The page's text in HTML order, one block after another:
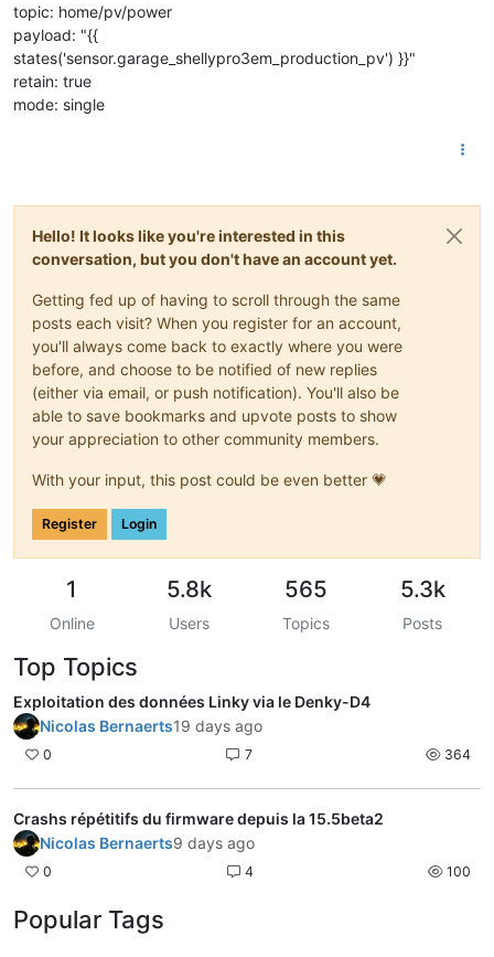
topic: home/pv/power
payload: "{{
states('sensor.garage_shellypro3em_production_pv') }}"
retain: true
mode: single
Hello! It looks like you're interested in this
conversation, but you don't have an account yet.
Getting fed up of having to scroll through the same
posts each visit? When you register for an account,
you'll always come back to exactly where you were
before, and choose to be notified of new replies
(either via email, or push notification). You'll also be
able to save bookmarks and upvote posts to show
your appreciation to other community members.
With your input, this post could be even better 💗
Register Login
1
Online
5.8k
Users
565
Topics
5.3k
Posts
Top Topics
Exploitation des données Linky via le Denky-D4
Nicolas Bernaerts19 days ago
0 7 364
Crashs répétitifs du firmware depuis la 15.5beta2
Nicolas Bernaerts9 days ago
0 4 100
Popular Tags